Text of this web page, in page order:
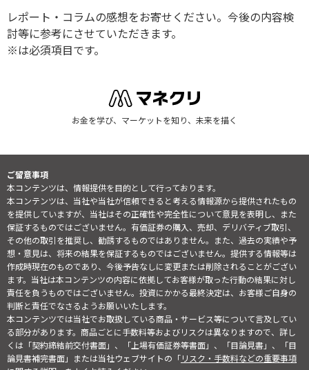
レポート・コラムの感想をお寄せください。今後の内容検
討等に参考にさせていただきます。
※は必須項目です。
お金を学び、マーケットを知り、未来を描く
ご留意事項
本コンテンツは、情報提供を目的として行っております。
本コンテンツは、当社や当社が信頼できると考える情報源から提供されたもの
を提供していますが、当社はその正確性や完全性について意見を表明し、また
保証するものではございません。有価証券の購入、売却、デリバティブ取引、
その他の取引を推奨し、勧誘するものではありません。また、過去の実績や予
想・意見は、将来の結果を保証するものではございません。提供する情報等は
作成時現在のものであり、今後予告なしに変更または削除されることがござい
ます。当社は本コンテンツの内容に依拠してお客様が取った行動の結果に対し
責任を負うものではございません。投資にかかる最終決定は、お客様ご自身の
判断と責任でなさるようお願いいたします。
本コンテンツでは当社でお取扱している商品・サービス等について言及してい
る部分があります。商品ごとに手数料等およびリスクは異なりますので、詳し
くは「契約締結前交付書面」、「上場有価証券等書面」、「目論見書」、「目
論見書補完書面」または当社ウェブサイトの「リスク・手数料などの重要事項